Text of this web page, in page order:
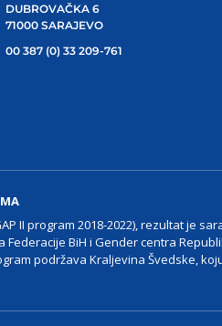
DUBROVAČKA 6
71000 SARAJEVO
00 387 (0) 33 209-761
II program 2018-2022), rezultat je
BiH i Gender centra
podržava Kraljevina Švedske,